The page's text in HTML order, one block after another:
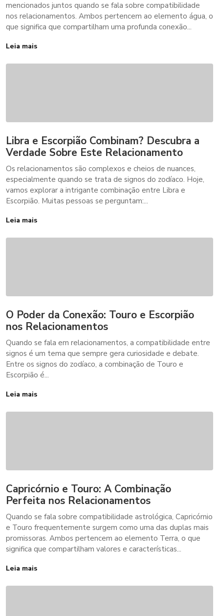
mencionados juntos quando se fala sobre compatibilidade
nos relacionamentos. Ambos pertencem ao elemento água, o
que significa que compartilham uma profunda conexão...
Leia mais
Libra e Escorpião Combinam? Descubra a
Verdade Sobre Este Relacionamento
Os relacionamentos são complexos e cheios de nuances,
especialmente quando se trata de signos do zodíaco. Hoje,
vamos explorar a intrigante combinação entre Libra e
Escorpião. Muitas pessoas se perguntam:...
Leia mais
O Poder da Conexão: Touro e Escorpião
nos Relacionamentos
Quando se fala em relacionamentos, a compatibilidade entre
signos é um tema que sempre gera curiosidade e debate.
Entre os signos do zodíaco, a combinação de Touro e
Escorpião é...
Leia mais
Capricórnio e Touro: A Combinação
Perfeita nos Relacionamentos
Quando se fala sobre compatibilidade astrológica, Capricórnio
e Touro frequentemente surgem como uma das duplas mais
promissoras. Ambos pertencem ao elemento Terra, o que
significa que compartilham valores e características...
Leia mais